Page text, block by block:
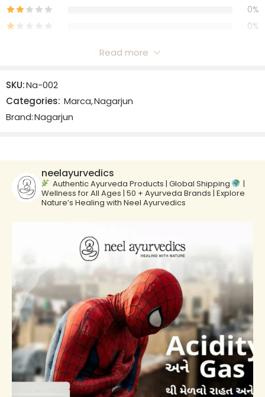
0%
0%
There are no reviews yet.
Read more
SKU:Na-002
Categories: Marca,Nagarjun
Brand:Nagarjun
neelayurvedics
Authentic Ayurveda Products | Global Shipping
|
Wellness for All Ages | 50 + Ayurveda Brands | Explore
Nature’s Healing with Neel Ayurvedics